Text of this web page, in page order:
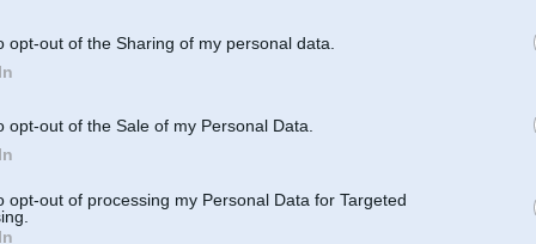
opt-out of the Sharing of my personal data.
opt-out of the Sale of my Personal Data.
opt-out of processing my Personal Data for Targeted